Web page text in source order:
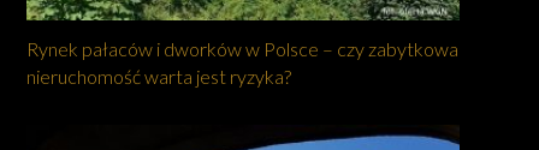
Rynek pałaców i dworków w Polsce – czy zabytkowa
nieruchomość warta jest ryzyka?